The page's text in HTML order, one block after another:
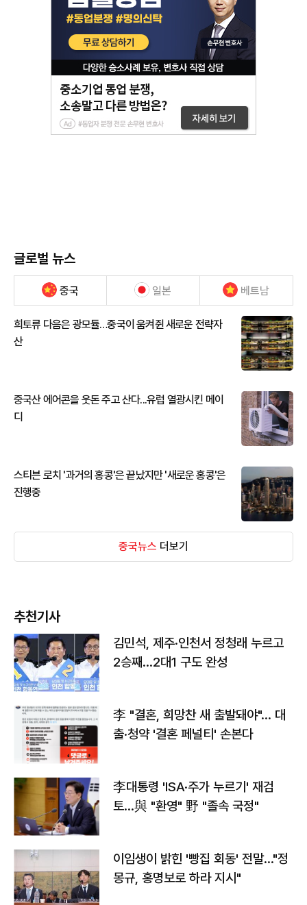
글로벌 뉴스
중국 일본 베트남
희토류 다음은 광모듈…중국이 움켜쥔 새로운 전략자
산
중국산 에어콘을 웃돈 주고 산다...유럽 열광시킨 메이
디
스티븐 로치 '과거의 홍콩'은 끝났지만 '새로운 홍콩'은
진행중
중국뉴스 더보기
추천기사
김민석, 제주·인천서 정청래 누르고
2승째…2대1 구도 완성
李 "결혼, 희망찬 새 출발돼야"… 대
출·청약 '결혼 페널티' 손본다
李대통령 'ISA·주가 누르기' 재검
토…與 "환영" 野 "졸속 국정"
이임생이 밝힌 '빵집 회동' 전말…"정
몽규, 홍명보로 하라 지시"